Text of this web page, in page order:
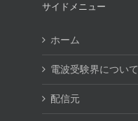
サイドメニュー
ホーム
電波受験界について
配信元